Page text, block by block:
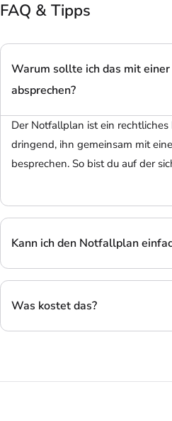
FAQ & Tipps
Warum sollte ich das mit
absprechen?
Der Notfallplan ist ein
dringend, ihn gemeinsam mit
besprechen. So bist du auf der
Kann ich den Notfallplan
Was kostet das?